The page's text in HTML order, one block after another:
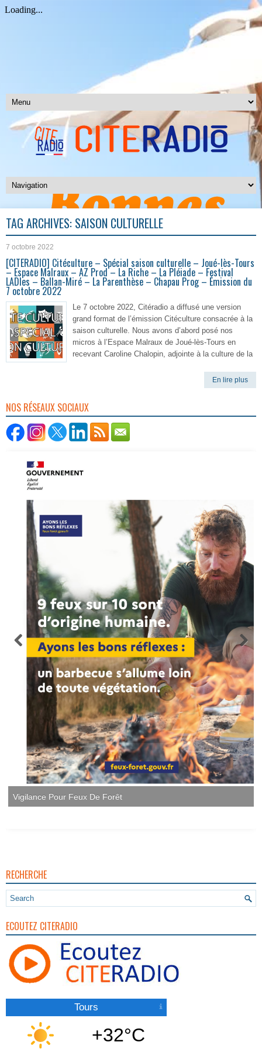
TAG ARCHIVES: SAISON CULTURELLE
7 octobre 2022
[CITERADIO] Citéculture – Spécial saison culturelle – Joué-lès-Tours
– Espace Malraux – AZ Prod – La Riche – La Pléiade – Festival
LADIes – Ballan-Miré – La Parenthèse – Chapau Prog – Émission du
7 octobre 2022
Le 7 octobre 2022, Citéradio a diffusé une version
grand format de l’émission Citéculture consacrée à la
saison culturelle. Nous avons d’abord posé nos
micros à l’Espace Malraux de Joué-lès-Tours en
recevant Caroline Chalopin, adjointe à la culture de la
En lire plus
NOS RÉSEAUX SOCIAUX
Vigilance Pour Feux De Forêt
RECHERCHE
ECOUTEZ CITERADIO
Tours
+32°C